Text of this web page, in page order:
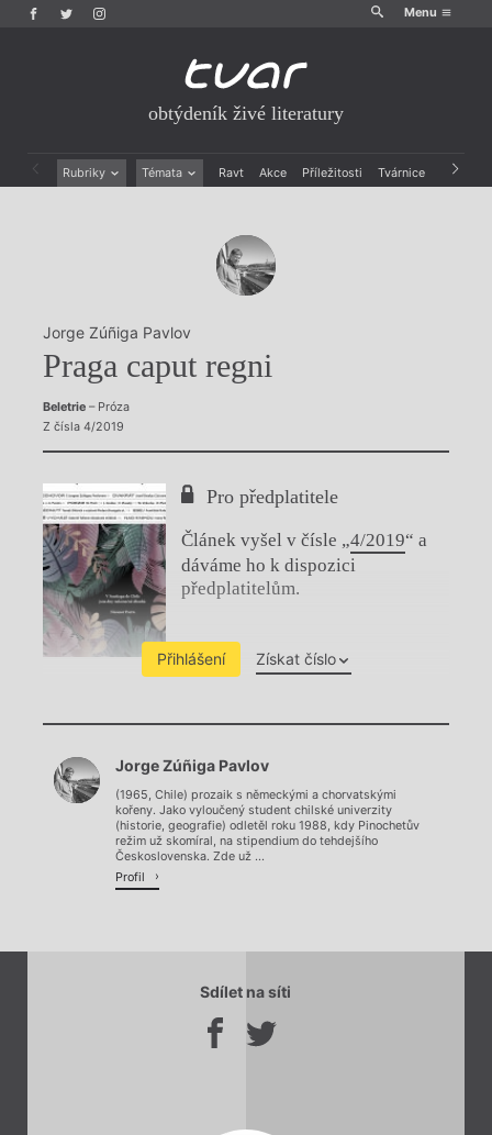
Menu
obtýdeník živé literatury
Rubriky Témata Ravt Akce Příležitosti Tvárnice Archiv
Výroční ceny
Jorge Zúñiga Pavlov
Praga caput regni
Beletrie– Próza
Z čísla 4/2019
Pro předplatitele
Článek vyšel v čísle „4/2019“ a
dáváme ho k dispozici
předplatitelům.
Přihlášení Získat číslo
Chviličku.
Načítá se.
Jorge Zúñiga Pavlov
(1965, Chile) prozaik s německými a chorvatskými
kořeny. Jako vyloučený student chilské univerzity
(historie, geografie) odletěl roku 1988, kdy Pinochetův
režim už skomíral, na stipendium do tehdejšího
Československa. Zde už ...
Profil
Sdílet na síti